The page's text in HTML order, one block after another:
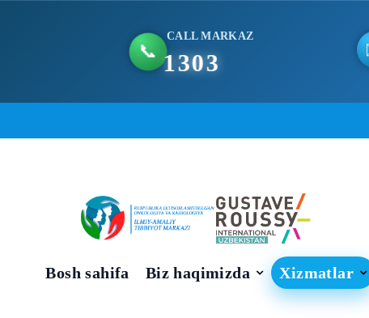
📞
CALL MARKAZ
1303
Bosh sahifa Biz haqimizda Xizmatlar